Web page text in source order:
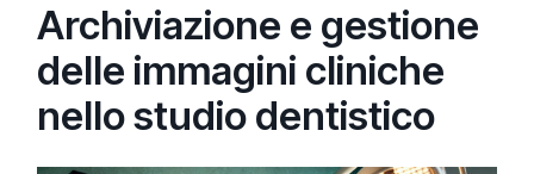
Archiviazione e gestione
delle immagini cliniche
nello studio dentistico